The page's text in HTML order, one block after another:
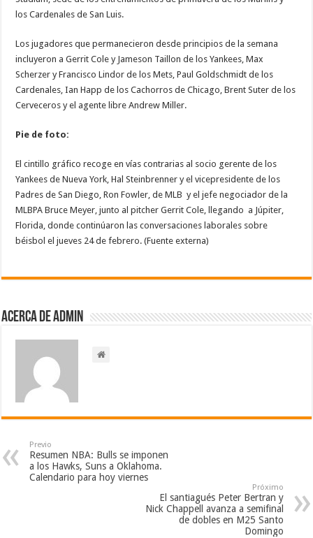
los Cardenales de San Luis.
Los jugadores que permanecieron desde principios de la semana
incluyeron a Gerrit Cole y Jameson Taillon de los Yankees, Max
Scherzer y Francisco Lindor de los Mets, Paul Goldschmidt de los
Cardenales, Ian Happ de los Cachorros de Chicago, Brent Suter de los
Cerveceros y el agente libre Andrew Miller.
Pie de foto:
El cintillo gráfico recoge en vías contrarias al socio gerente de los
Yankees de Nueva York, Hal Steinbrenner y el vicepresidente de los
Padres de San Diego, Ron Fowler, de MLB y el jefe negociador de la
MLBPA Bruce Meyer, junto al pitcher Gerrit Cole, llegando a Júpiter,
Florida, donde continúaron las conversaciones laborales sobre
béisbol el jueves 24 de febrero. (Fuente externa)
Acerca de admin
Previo
Resumen NBA: Bulls se imponen
a los Hawks, Suns a Oklahoma.
Calendario para hoy viernes
Próximo
El santiagués Peter Bertran y
Nick Chappell avanza a semifinal
de dobles en M25 Santo
Domingo